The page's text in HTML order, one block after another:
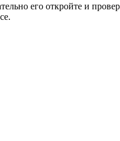
его откройте и